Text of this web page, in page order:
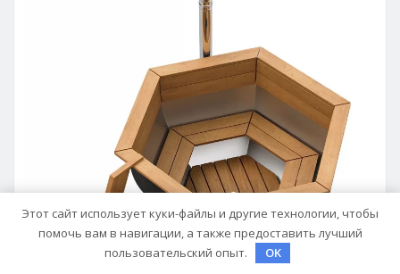
Этот сайт использует куки-файлы и другие технологии, чтобы
помочь вам в навигации, а также предоставить лучший
пользовательский опыт.
OK